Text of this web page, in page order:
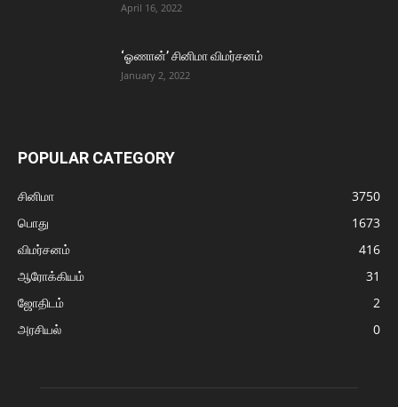
April 16, 2022
‘ஓணான்’ சினிமா விமர்சனம்
January 2, 2022
POPULAR CATEGORY
சினிமா
3750
பொது
1673
விமர்சனம்
416
ஆரோக்கியம்
31
ஜோதிடம்
2
அரசியல்
0